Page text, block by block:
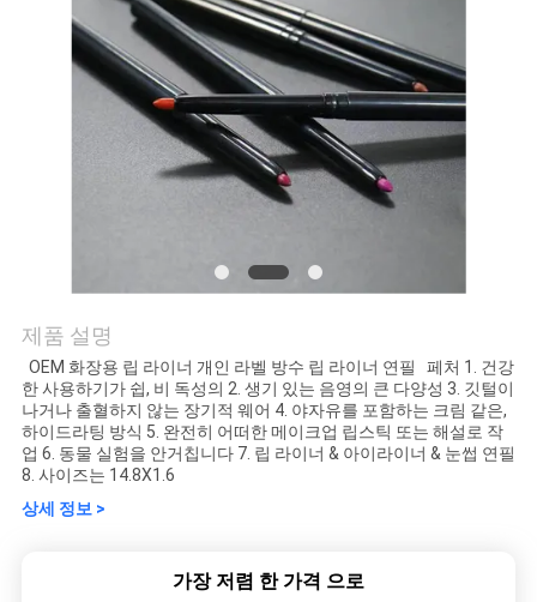
조
회
를
요
청
제품 설명
OEM 화장용 립 라이너 개인 라벨 방수 립 라이너 연필 페처 1. 건강
한 사용하기가 쉽, 비 독성의 2. 생기 있는 음영의 큰 다양성 3. 깃털이
나거나 출혈하지 않는 장기적 웨어 4. 야자유를 포함하는 크림 같은,
하이드라팅 방식 5. 완전히 어떠한 메이크업 립스틱 또는 해설로 작
업 6. 동물 실험을 안거칩니다 7. 립 라이너 & 아이라이너 & 눈썹 연필
8. 사이즈는 14.8X1.6
상세 정보 >
가장 저렴 한 가격 으로